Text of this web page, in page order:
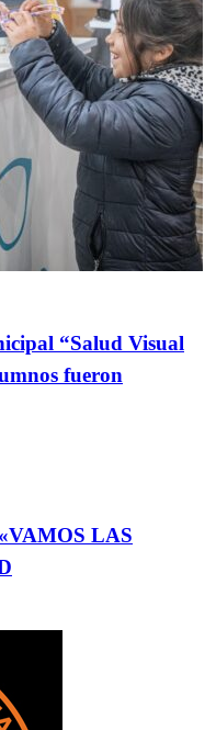
“Salud Visual
fueron
LAS